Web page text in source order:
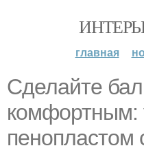
главная
Сделайте
комфортным:
пенопластом